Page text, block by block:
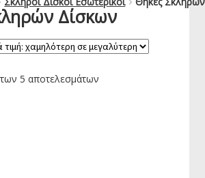
Δίσκων
5 αποτελεσμάτων